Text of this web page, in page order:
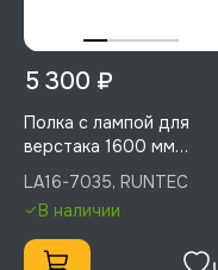
5 300 ₽
Полка с лампой для
верстака 1600 мм
(светло-серый), RUNTEC,
LA16-7035
LA16-7035, RUNTEC
В наличии